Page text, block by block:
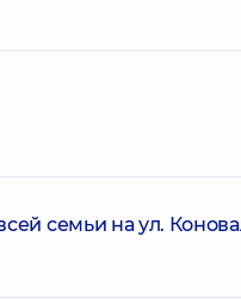
семьи на ул.